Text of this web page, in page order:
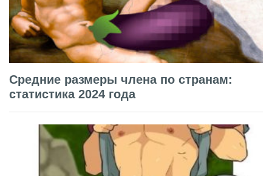
Средние размеры члена по странам:
статистика 2024 года